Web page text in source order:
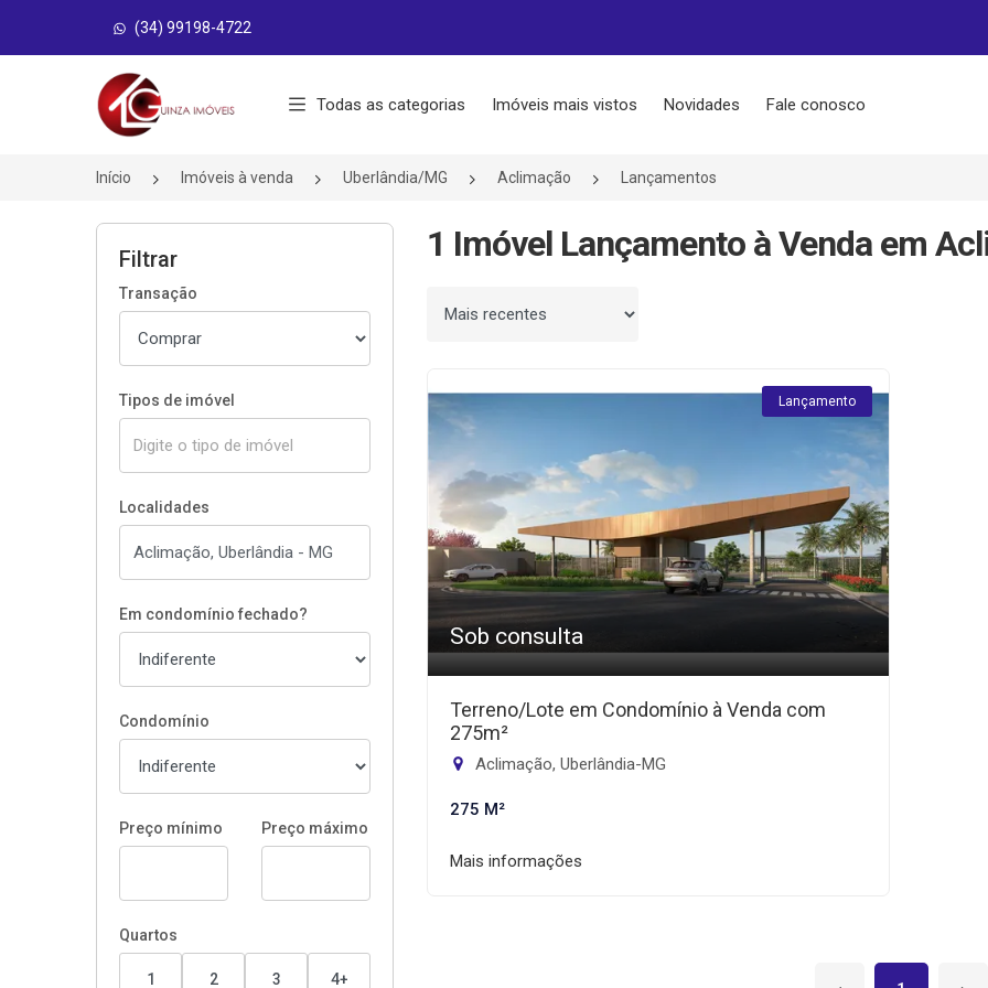
(34) 99198-4722
Página inicial
Todas as categorias Imóveis mais vistos Novidades Fale conosco
Início Imóveis à venda Uberlândia/MG Aclimação Lançamentos
Filtrar
Transação
Tipos de imóvel
Localidades
Em condomínio fechado?
Condomínio
Preço mínimo Preço máximo
Quartos
1 2 3 4+
1 Imóvel Lançamento à Venda em
Ordenar por
Lançamento
Sob consulta
Terreno/Lote em Condomínio à Venda com
275m²
Aclimação, Uberlândia-MG
275 M²
Mais informações